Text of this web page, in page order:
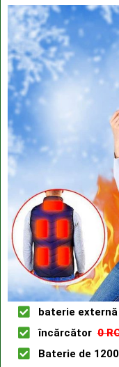
baterie
încărcător0
Baterie de